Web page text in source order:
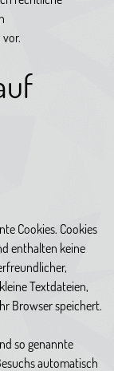
Cookies. Cookies
enthalten keine
Textdateien,
Browser speichert.
so genannte
automatisch